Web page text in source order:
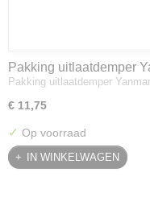
Pakking uitlaatdemper
128300-13230
Pakking uitlaatdemper
€ 11,75
✓ Op voorraad
IN WINKELWAGEN